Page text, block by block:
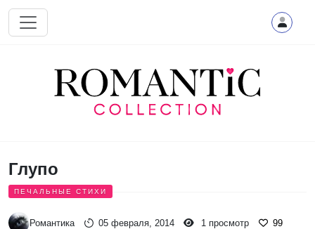
Перейти к основному содержанию
Глупо
ПЕЧАЛЬНЫЕ СТИХИ
Романтика 05 февраля, 2014 1 просмотр
99